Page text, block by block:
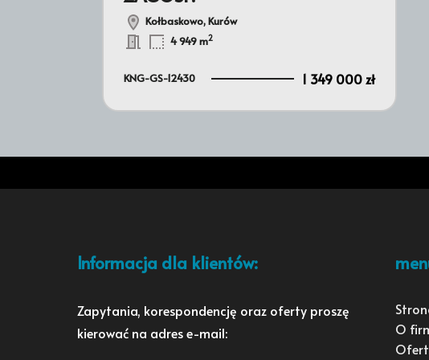
Kołbaskowo, Kurów
4 949 m2
KNG-GS-12430 1 349 000 zł
Informacja dla klientów:
Zapytania, korespondencję oraz oferty proszę
kierować na adres e-mail:
O